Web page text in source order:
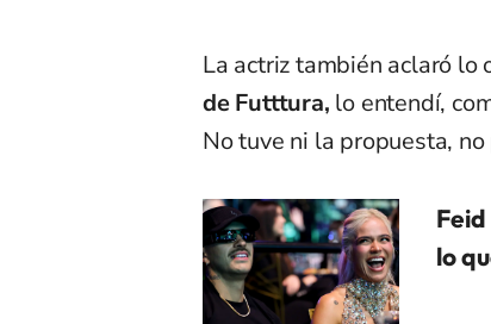
La actriz también aclaró lo
de Futttura, lo entendí,
No tuve ni la propuesta, no
lo